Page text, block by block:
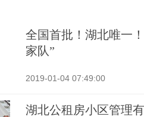
全国首批！湖北唯一
家队”
2019-01-04 07:49:00
湖北公租房小区管理